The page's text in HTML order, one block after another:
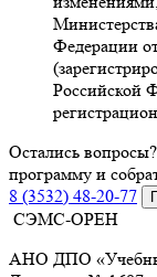
Федерации
Российской
Остались
программу и
8 (3532) 48-20-77
СЭМС-ОРЕН
АНО ДПО